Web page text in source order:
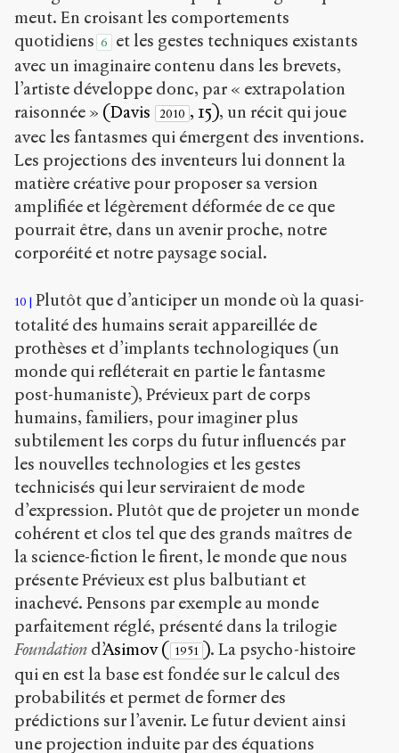
meut. En croisant les comportements
quotidiens 6
et les gestes techniques existants
avec un imaginaire contenu dans les brevets,
l’artiste développe donc, par « extrapolation
raisonnée » (Davis 2010 , 15), un récit qui joue
avec les fantasmes qui émergent des inventions.
Les projections des inventeurs lui donnent la
matière créative pour proposer sa version
amplifiée et légèrement déformée de ce que
pourrait être, dans un avenir proche, notre
corporéité et notre paysage social.
10
Plutôt que d’anticiper un monde où la quasi-
totalité des humains serait appareillée de
prothèses et d’implants technologiques (un
monde qui refléterait en partie le fantasme
post-humaniste), Prévieux part de corps
humains, familiers, pour imaginer plus
subtilement les corps du futur influencés par
les nouvelles technologies et les gestes
technicisés qui leur serviraient de mode
d’expression. Plutôt que de projeter un monde
cohérent et clos tel que des grands maîtres de
la science-fiction le firent, le monde que nous
présente Prévieux est plus balbutiant et
inachevé. Pensons par exemple au monde
parfaitement réglé, présenté dans la trilogie
Foundation d’Asimov ( 1951 ). La psycho-histoire
qui en est la base est fondée sur le calcul des
probabilités et permet de former des
prédictions sur l’avenir. Le futur devient ainsi
une projection induite par des équations